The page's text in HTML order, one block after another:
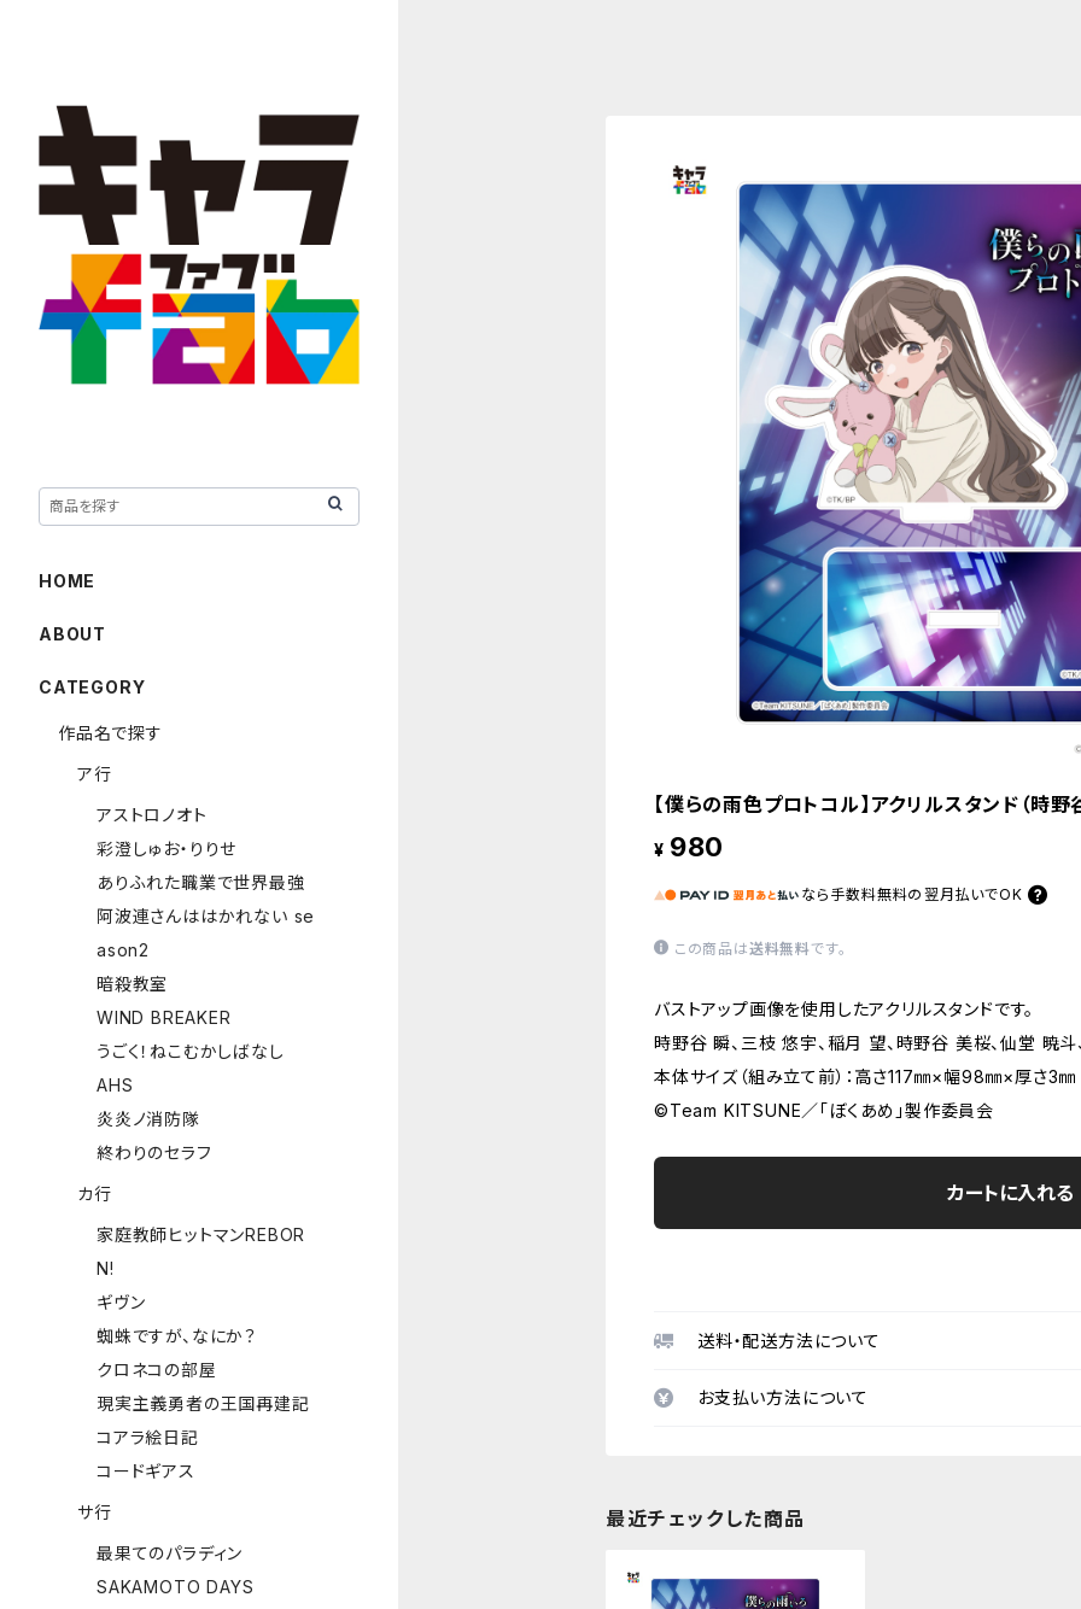
【僕らの雨色プロトコル】アクリルスタンド（時野
¥ 980
なら 手数料無料の 翌月払いでOK
この商品は送料無料です。
バストアップ画像を使用したアクリルスタンドです。
時野谷 瞬、三枝 悠宇、稲月 望、時野谷 美桜、仙堂 暁
本体サイズ（組み立て前）：高さ117㎜×幅98㎜×厚さ3㎜
©Team KITSUNE／「ぼくあめ」製作委員会
カートに入れる
送料・配送方法について
お支払い方法について
最近チェックした商品
HOME
ABOUT
CATEGORY
作品名で探す
ア行
アストロノオト
彩澄しゅお・りりせ
ありふれた職業で世界最強
阿波連さんははかれない se
ason2
暗殺教室
WIND BREAKER
うごく！ねこむかしばなし
AHS
炎炎ノ消防隊
終わりのセラフ
カ行
家庭教師ヒットマンREBOR
N!
ギヴン
蜘蛛ですが、なにか？
クロネコの部屋
現実主義勇者の王国再建記
コアラ絵日記
コードギアス
サ行
最果てのパラディン
SAKAMOTO DAYS